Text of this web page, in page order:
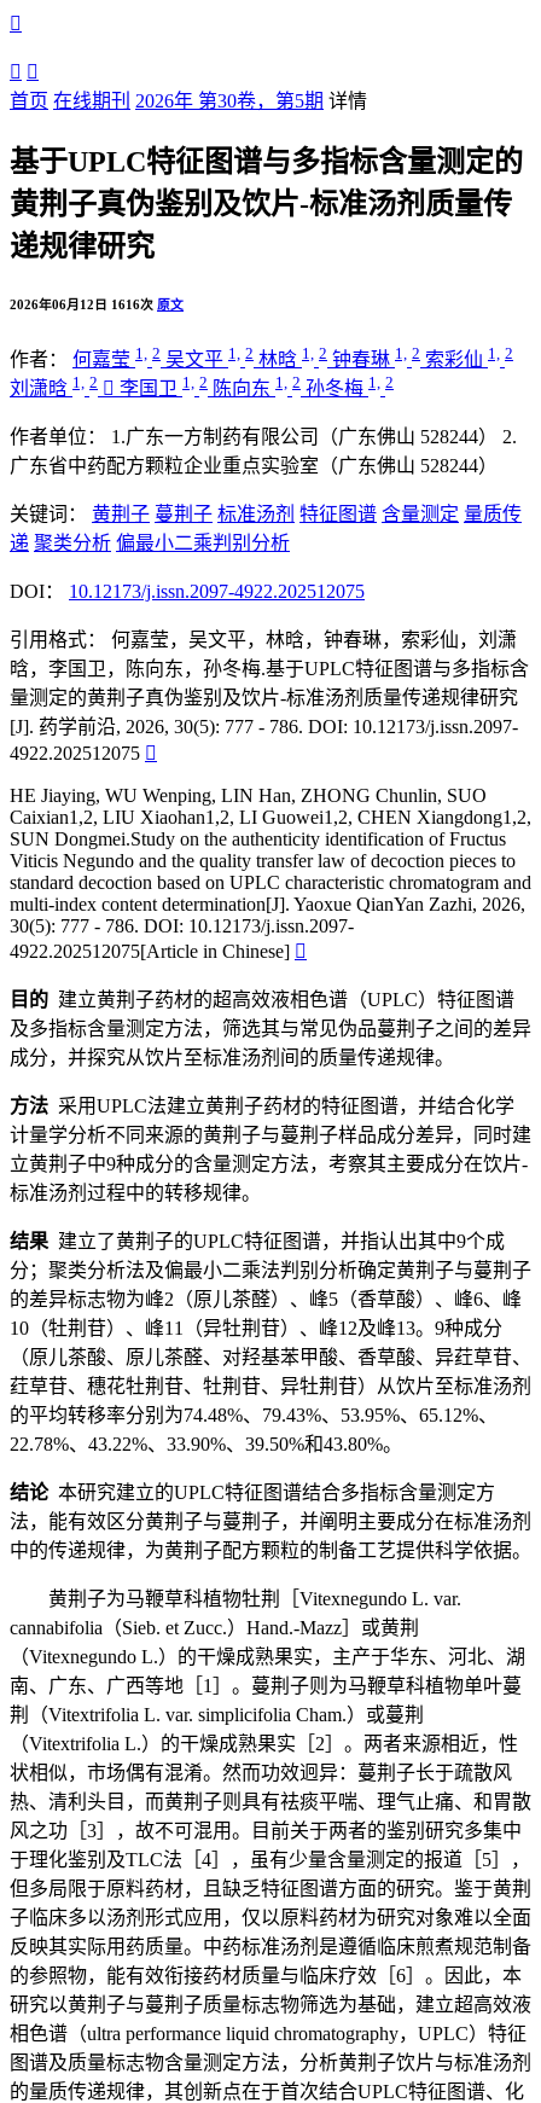

 
首页 在线期刊 2026年 第30卷，第5期 详情
基于UPLC特征图谱与多指标含量测定的
黄荆子真伪鉴别及饮片-标准汤剂质量传
递规律研究
2026年06月12日 1616次 原文
作者： 何嘉莹 1, 2 吴文平 1, 2 林晗 1, 2 钟春琳 1, 2 索彩仙 1, 2
刘潇晗 1, 2  李国卫 1, 2 陈向东 1, 2 孙冬梅 1, 2
作者单位： 1.广东一方制药有限公司（广东佛山 528244）
2.
广东省中药配方颗粒企业重点实验室（广东佛山 528244）
关键词： 黄荆子 蔓荆子 标准汤剂 特征图谱 含量测定 量质传
递 聚类分析 偏最小二乘判别分析
DOI： 10.12173/j.issn.2097-4922.202512075
引用格式：
何嘉莹，吴文平，林晗，钟春琳，索彩仙，刘潇
晗，李国卫，陈向东，孙冬梅.基于UPLC特征图谱与多指标含
量测定的黄荆子真伪鉴别及饮片-标准汤剂质量传递规律研究
[J]. 药学前沿, 2026, 30(5): 777 - 786. DOI: 10.12173/j.issn.2097-
4922.202512075 
HE Jiaying, WU Wenping, LIN Han, ZHONG Chunlin, SUO
Caixian1,2, LIU Xiaohan1,2, LI Guowei1,2, CHEN Xiangdong1,2,
SUN Dongmei.Study on the authenticity identification of Fructus
Viticis Negundo and the quality transfer law of decoction pieces to
standard decoction based on UPLC characteristic chromatogram and
multi-index content determination[J]. Yaoxue QianYan Zazhi, 2026,
30(5): 777 - 786. DOI: 10.12173/j.issn.2097-
4922.202512075[Article in Chinese] 
目的 建立黄荆子药材的超高效液相色谱（UPLC）特征图谱
及多指标含量测定方法，筛选其与常见伪品蔓荆子之间的差异
成分，并探究从饮片至标准汤剂间的质量传递规律。
方法 采用UPLC法建立黄荆子药材的特征图谱，并结合化学
计量学分析不同来源的黄荆子与蔓荆子样品成分差异，同时建
立黄荆子中9种成分的含量测定方法，考察其主要成分在饮片-
标准汤剂过程中的转移规律。
结果 建立了黄荆子的UPLC特征图谱，并指认出其中9个成
分；聚类分析法及偏最小二乘法判别分析确定黄荆子与蔓荆子
的差异标志物为峰2（原儿茶醛）、峰5（香草酸）、峰6、峰
10（牡荆苷）、峰11（异牡荆苷）、峰12及峰13。9种成分
（原儿茶酸、原儿茶醛、对羟基苯甲酸、香草酸、异荭草苷、
荭草苷、穗花牡荆苷、牡荆苷、异牡荆苷）从饮片至标准汤剂
的平均转移率分别为74.48%、79.43%、53.95%、65.12%、
22.78%、43.22%、33.90%、39.50%和43.80%。
结论本研究建立的UPLC特征图谱结合多指标含量测定方
法，能有效区分黄荆子与蔓荆子，并阐明主要成分在标准汤剂
中的传递规律，为黄荆子配方颗粒的制备工艺提供科学依据。
黄荆子为马鞭草科植物牡荆［Vitexnegundo L. var.
cannabifolia（Sieb. et Zucc.）Hand.-Mazz］或黄荆
（Vitexnegundo L.）的干燥成熟果实，主产于华东、河北、湖
南、广东、广西等地［1］。蔓荆子则为马鞭草科植物单叶蔓
荆（Vitextrifolia L. var. simplicifolia Cham.）或蔓荆
（Vitextrifolia L.）的干燥成熟果实［2］。两者来源相近，性
状相似，市场偶有混淆。然而功效迥异：蔓荆子长于疏散风
热、清利头目，而黄荆子则具有祛痰平喘、理气止痛、和胃散
风之功［3］，故不可混用。目前关于两者的鉴别研究多集中
于理化鉴别及TLC法［4］，虽有少量含量测定的报道［5］，
但多局限于原料药材，且缺乏特征图谱方面的研究。鉴于黄荆
子临床多以汤剂形式应用，仅以原料药材为研究对象难以全面
反映其实际用药质量。中药标准汤剂是遵循临床煎煮规范制备
的参照物，能有效衔接药材质量与临床疗效［6］。因此，本
研究以黄荆子与蔓荆子质量标志物筛选为基础，建立超高效液
相色谱（ultra performance liquid chromatography，UPLC）特征
图谱及质量标志物含量测定方法，分析黄荆子饮片与标准汤剂
的量质传递规律，其创新点在于首次结合UPLC特征图谱、化